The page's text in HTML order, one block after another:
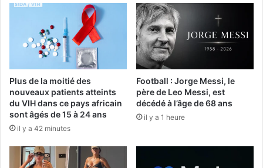
Plus de la moitié des
nouveaux patients atteints
du VIH dans ce pays africain
sont âgés de 15 à 24 ans
il y a 42 minutes
Football : Jorge Messi, le
père de Leo Messi, est
décédé à l’âge de 68 ans
il y a 1 heure